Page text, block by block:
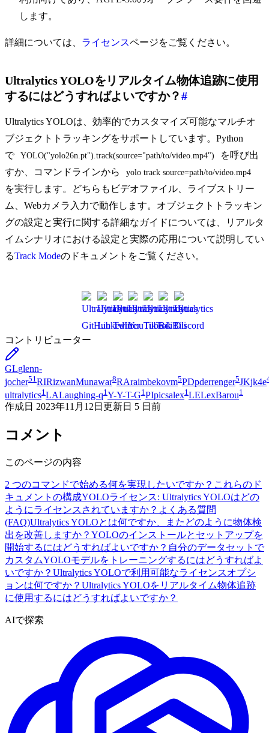
します。
詳細については、 ライセンスページをご覧ください。
Ultralytics YOLOをリアルタイム物体追跡に使用
するにはどうすればよいですか？#
Ultralytics YOLOは、効率的でカスタマイズ可能なマルチオ
ブジェクトトラッキングをサポートしています。Python
で YOLO("yolo26n.pt").track(source="path/to/video.mp4")
を呼び出
すか、コマンドラインから
yolo track source=path/to/video.mp4
を実行します。どちらもビデオファイル、ライブストリー
ム、Webカメラ入力で動作します。オブジェクトトラッキン
グの設定と実行に関する詳細なガイドについては、リアルタ
イムシナリオにおける設定と実際の応用について説明してい
るTrack Modeのドキュメントをご覧ください。
コントリビューター
GLglenn-
jocher51 RIRizwanMunawar8RAraimbekovm5PDpderrenger5JKjk4e
ultralytics1 LALaughing-q1 Y-Y-T-G1 PIpicsalex1 LELexBarou1
作成日 2023年11月12日 更新日 5 日前
コメント
このページの内容
2 つのコマンドで始める何を実現したいですか？ これらのド
キュメントの構成YOLOライセンス: Ultralytics YOLOはどの
ようにライセンスされていますか？ よくある質問
(FAQ)Ultralytics YOLOとは何ですか、またどのように物体検
出を改善しますか？ YOLOのインストールとセットアップを
開始するにはどうすればよいですか？ 自分のデータセットで
カスタムYOLOモデルをトレーニングするにはどうすればよ
いですか？ Ultralytics YOLOで利用可能なライセンスオプシ
ョンは何ですか？ Ultralytics YOLOをリアルタイム物体追跡
に使用するにはどうすればよいですか？
AIで探索